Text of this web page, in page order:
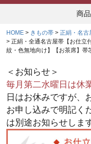
商
HOME きもの帯
正絹・名古
正絹・全通名古屋帯【お仕
紋・色無地向け】【お茶席】帯
＜お知らせ＞
毎月第二水曜日は休
日はお休みですが、
お申し込みで明記く
は別途お知らせしま